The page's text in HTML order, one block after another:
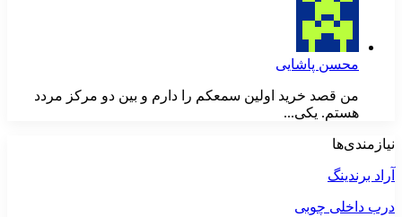
محسن پاشایی
من قصد خرید اولین سمعکم را دارم و بین دو مرکز مردد
هستم. یکی...
نیازمندی‌ها
آراد برندینگ
درب داخلی چوبی